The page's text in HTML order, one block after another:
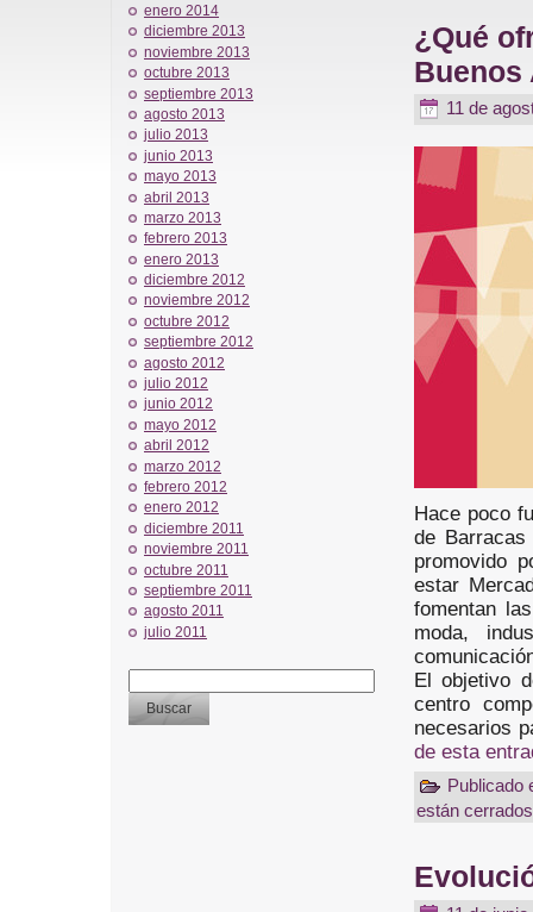
enero 2014
diciembre 2013
noviembre 2013
octubre 2013
septiembre 2013
agosto 2013
julio 2013
junio 2013
mayo 2013
abril 2013
marzo 2013
febrero 2013
enero 2013
diciembre 2012
noviembre 2012
octubre 2012
septiembre 2012
agosto 2012
julio 2012
junio 2012
mayo 2012
abril 2012
marzo 2012
febrero 2012
enero 2012
diciembre 2011
noviembre 2011
octubre 2011
septiembre 2011
agosto 2011
julio 2011
¿Qué
Buenos
11 de
Hace poco
de
promovido
estar
fomentan
moda,
El objetivo
centro
necesarios
de esta
Publicado
están